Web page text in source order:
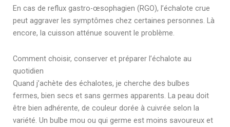
En cas de reflux gastro-œsophagien (RGO), l’échalote crue
peut aggraver les symptômes chez certaines personnes. Là
encore, la cuisson atténue souvent le problème.
Comment choisir, conserver et préparer l’échalote au
quotidien
Quand j’achète des échalotes, je cherche des bulbes
fermes, bien secs et sans germes apparents. La peau doit
être bien adhérente, de couleur dorée à cuivrée selon la
variété. Un bulbe mou ou qui germe est moins savoureux et